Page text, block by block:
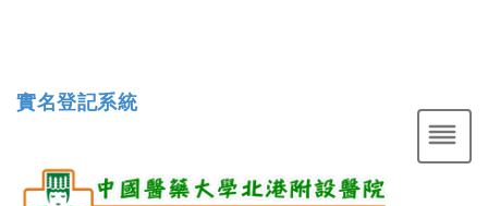
實名登記系統